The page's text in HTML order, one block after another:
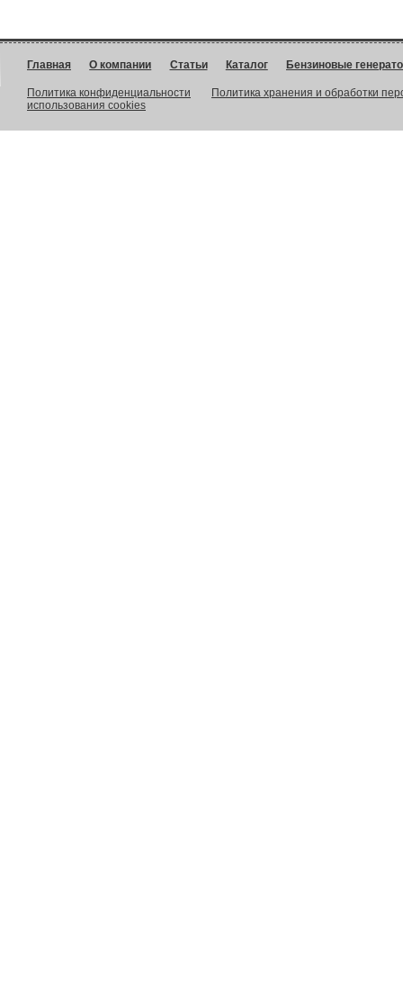
Главная О компании Статьи Каталог Бензиновые
Политика конфиденциальности
Политика хранения и обработки
использования cookies